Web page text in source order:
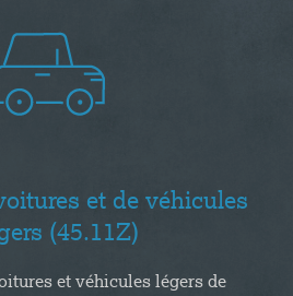
et de véhicules
(45.11Z)
et véhicules légers de